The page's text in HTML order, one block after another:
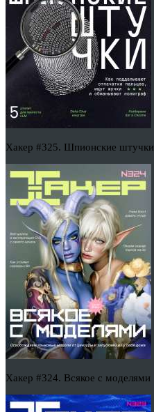
Хакер #325. Шпионские штучки
Хакер #324. Всякое с моделями